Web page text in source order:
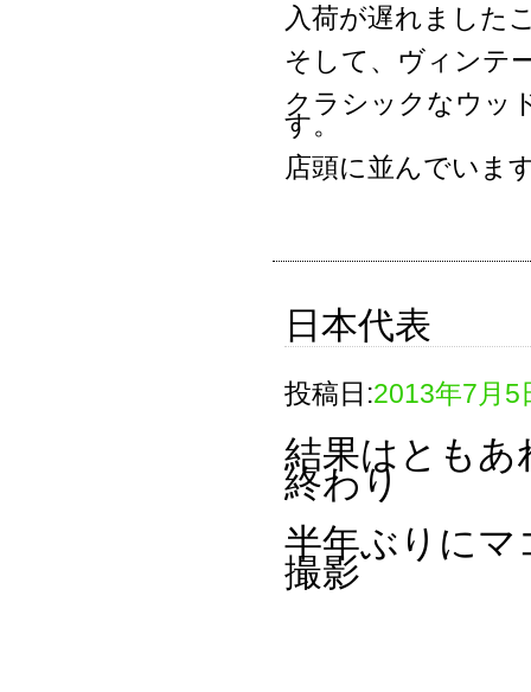
入荷が遅れました
そして、ヴィンテ
クラシックなウッ
す。
店頭に並んでいま
日本代表
投稿日:2013年7月5
結果はともあ
終わり
半年ぶりにマ
撮影